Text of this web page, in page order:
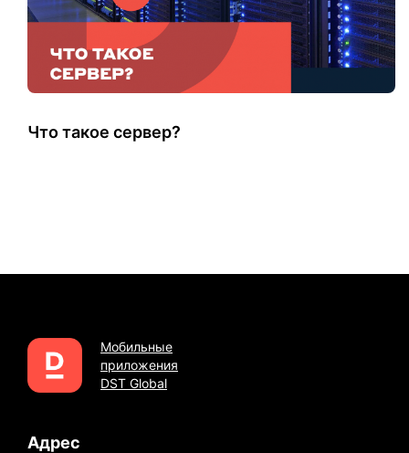
Что такое сервер?
Мобильные
приложения
DST Global
Адрес